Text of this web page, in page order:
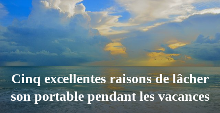
Cinq excellentes raisons de lâcher
son portable pendant les vacances